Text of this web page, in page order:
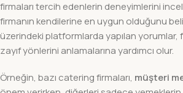
firmaları tercih edenlerin deneyimlerini
firmanın kendilerine en uygun olduğunu
üzerindeki platformlarda yapılan yorumlar,
zayıf yönlerini anlamalarına yardımcı olur.
Örneğin, bazı catering firmaları, müşteri